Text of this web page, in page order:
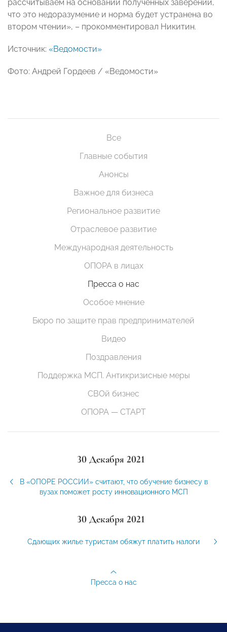
рассчитываем на основании полученных заверений,
что это недоразумение и норма будет устранена во
втором чтении», – прокомментировал Никитин.
Источник: «Ведомости»
Фото: Андрей Гордеев / «Ведомости»
Все
Главные события
Анонсы
Важное для бизнеса
Региональное развитие
Отраслевое развитие
Международная деятельность
ОПОРА в лицах
Пресса о нас
Особое мнение
Бюро по защите прав предпринимателей
Видео
Поздравления
Поддержка МСП. Антикризисные меры
СВОй бизнес
ОПОРА — СТАРТ
30 Декабря 2021
В «ОПОРЕ РОССИИ» считают, что обучение бизнесу в
вузах поможет росту инновационного МСП
30 Декабря 2021
Сдающих жилье туристам обяжут платить налоги
Пресса о нас